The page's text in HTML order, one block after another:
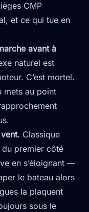
CMP
et ce qui tue en
avant à
naturel est
C’est mortel.
mets au point
Classique
du premier côté
en s’éloignant —
le bateau alors
la plaquent
sous le